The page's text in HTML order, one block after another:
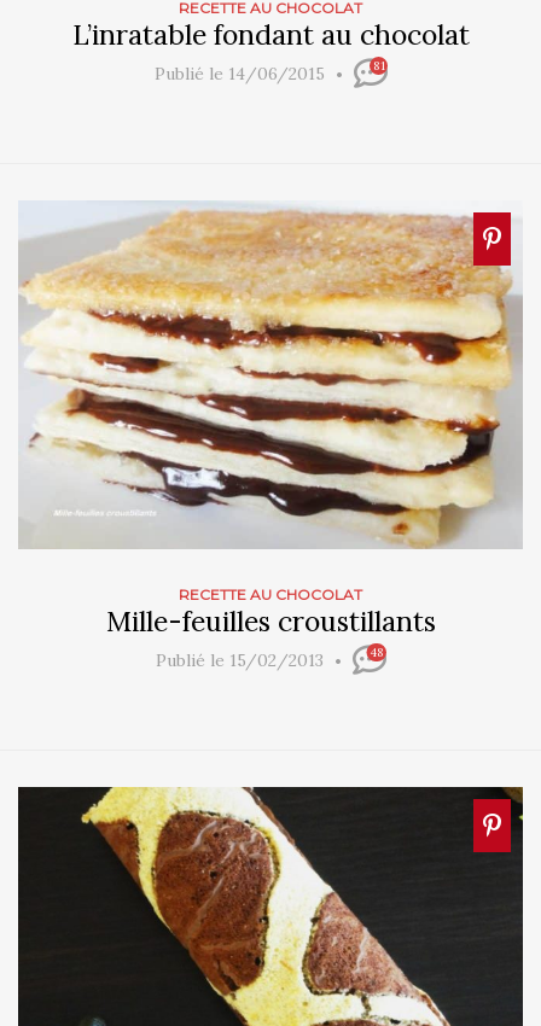
RECETTE AU CHOCOLAT
L’inratable fondant au chocolat
Publié le 14/06/2015 81
RECETTE AU CHOCOLAT
Mille-feuilles croustillants
Publié le 15/02/2013 48